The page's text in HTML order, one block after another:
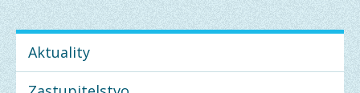
Aktuality